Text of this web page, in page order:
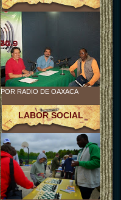
POR RADIO DE OAXACA
LABOR SOCIAL